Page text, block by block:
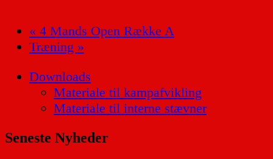
« 4 Mands Open Række A
Træning »
Downloads
Materiale til kampafvikling
Materiale til interne stævner
Seneste Nyheder